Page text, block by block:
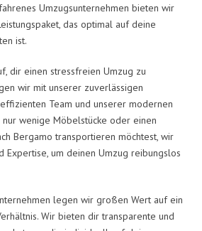
Umzugsunternehmen bieten wir
das optimal auf deine
ist.
dir einen stressfreien Umzug zu
wir mit unserer zuverlässigen
Team und unserer modernen
nur wenige Möbelstücke oder einen
Bergamo transportieren möchtest, wir
Expertise, um deinen Umzug reibungslos
legen wir großen Wert auf ein
Wir bieten dir transparente und